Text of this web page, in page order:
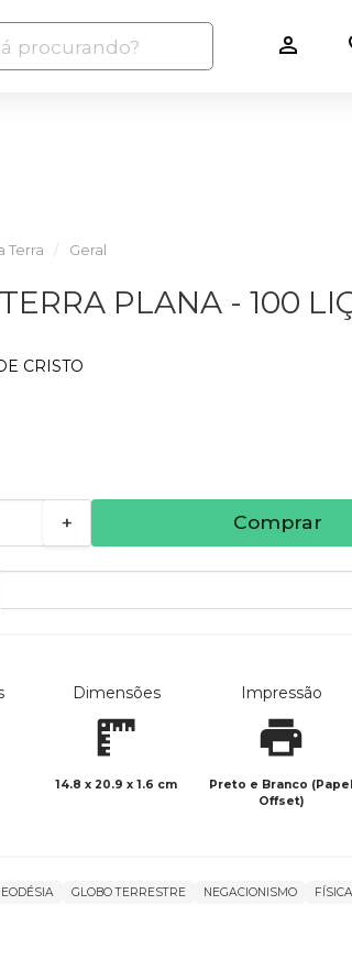
Terra Geral
PLANA - 100
CRISTO
+ Comprar
Dimensões
14.8 x 20.9 x 1.6 cm
Impressão
Preto e Branco (Papel
Offset)
GLOBO TERRESTRE NEGACIONISMO FÍSICA